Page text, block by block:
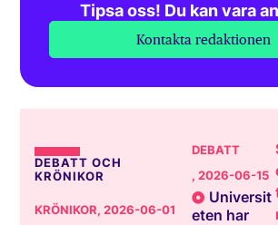
Tipsa oss! Du kan vara
Kontakta redaktionen
DEBATT OCH
KRÖNIKOR
KRÖNIKOR, 2026-06-01
DEBATT
, 2026-06-15
Universit
eten har